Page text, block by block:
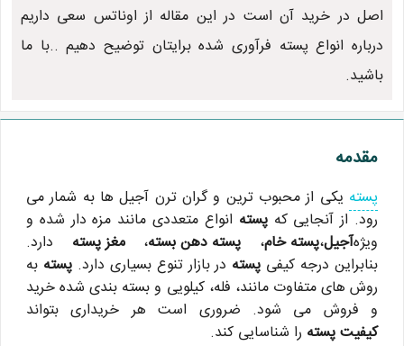
اصل در خرید آن است در این مقاله از اوناتس سعی داریم
درباره انواع پسته فرآوری شده برایتان توضیح دهیم ..با ما
باشید.
مقدمه
پسته یکی از محبوب ترین و گران ترن آجیل ها به شمار می
رود. از آنجایی کهپسته انواع متعددی مانند مزه دار شده و
ویژهآجیل،پسته خام، پسته دهن بسته،مغز پسته دارد.
بنابراین درجه کیفی پسته در بازار تنوع بسیاری دارد.پسته به
روش های متفاوت مانند، فله، کیلویی و بسته بندی شده خرید
و فروش می شود. ضروری است هر خریداری بتواند
کیفیت پسته را شناسایی کند.